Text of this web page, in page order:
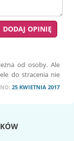
od osoby. Ale
do stracenia nie
25 KWIETNIA 2017